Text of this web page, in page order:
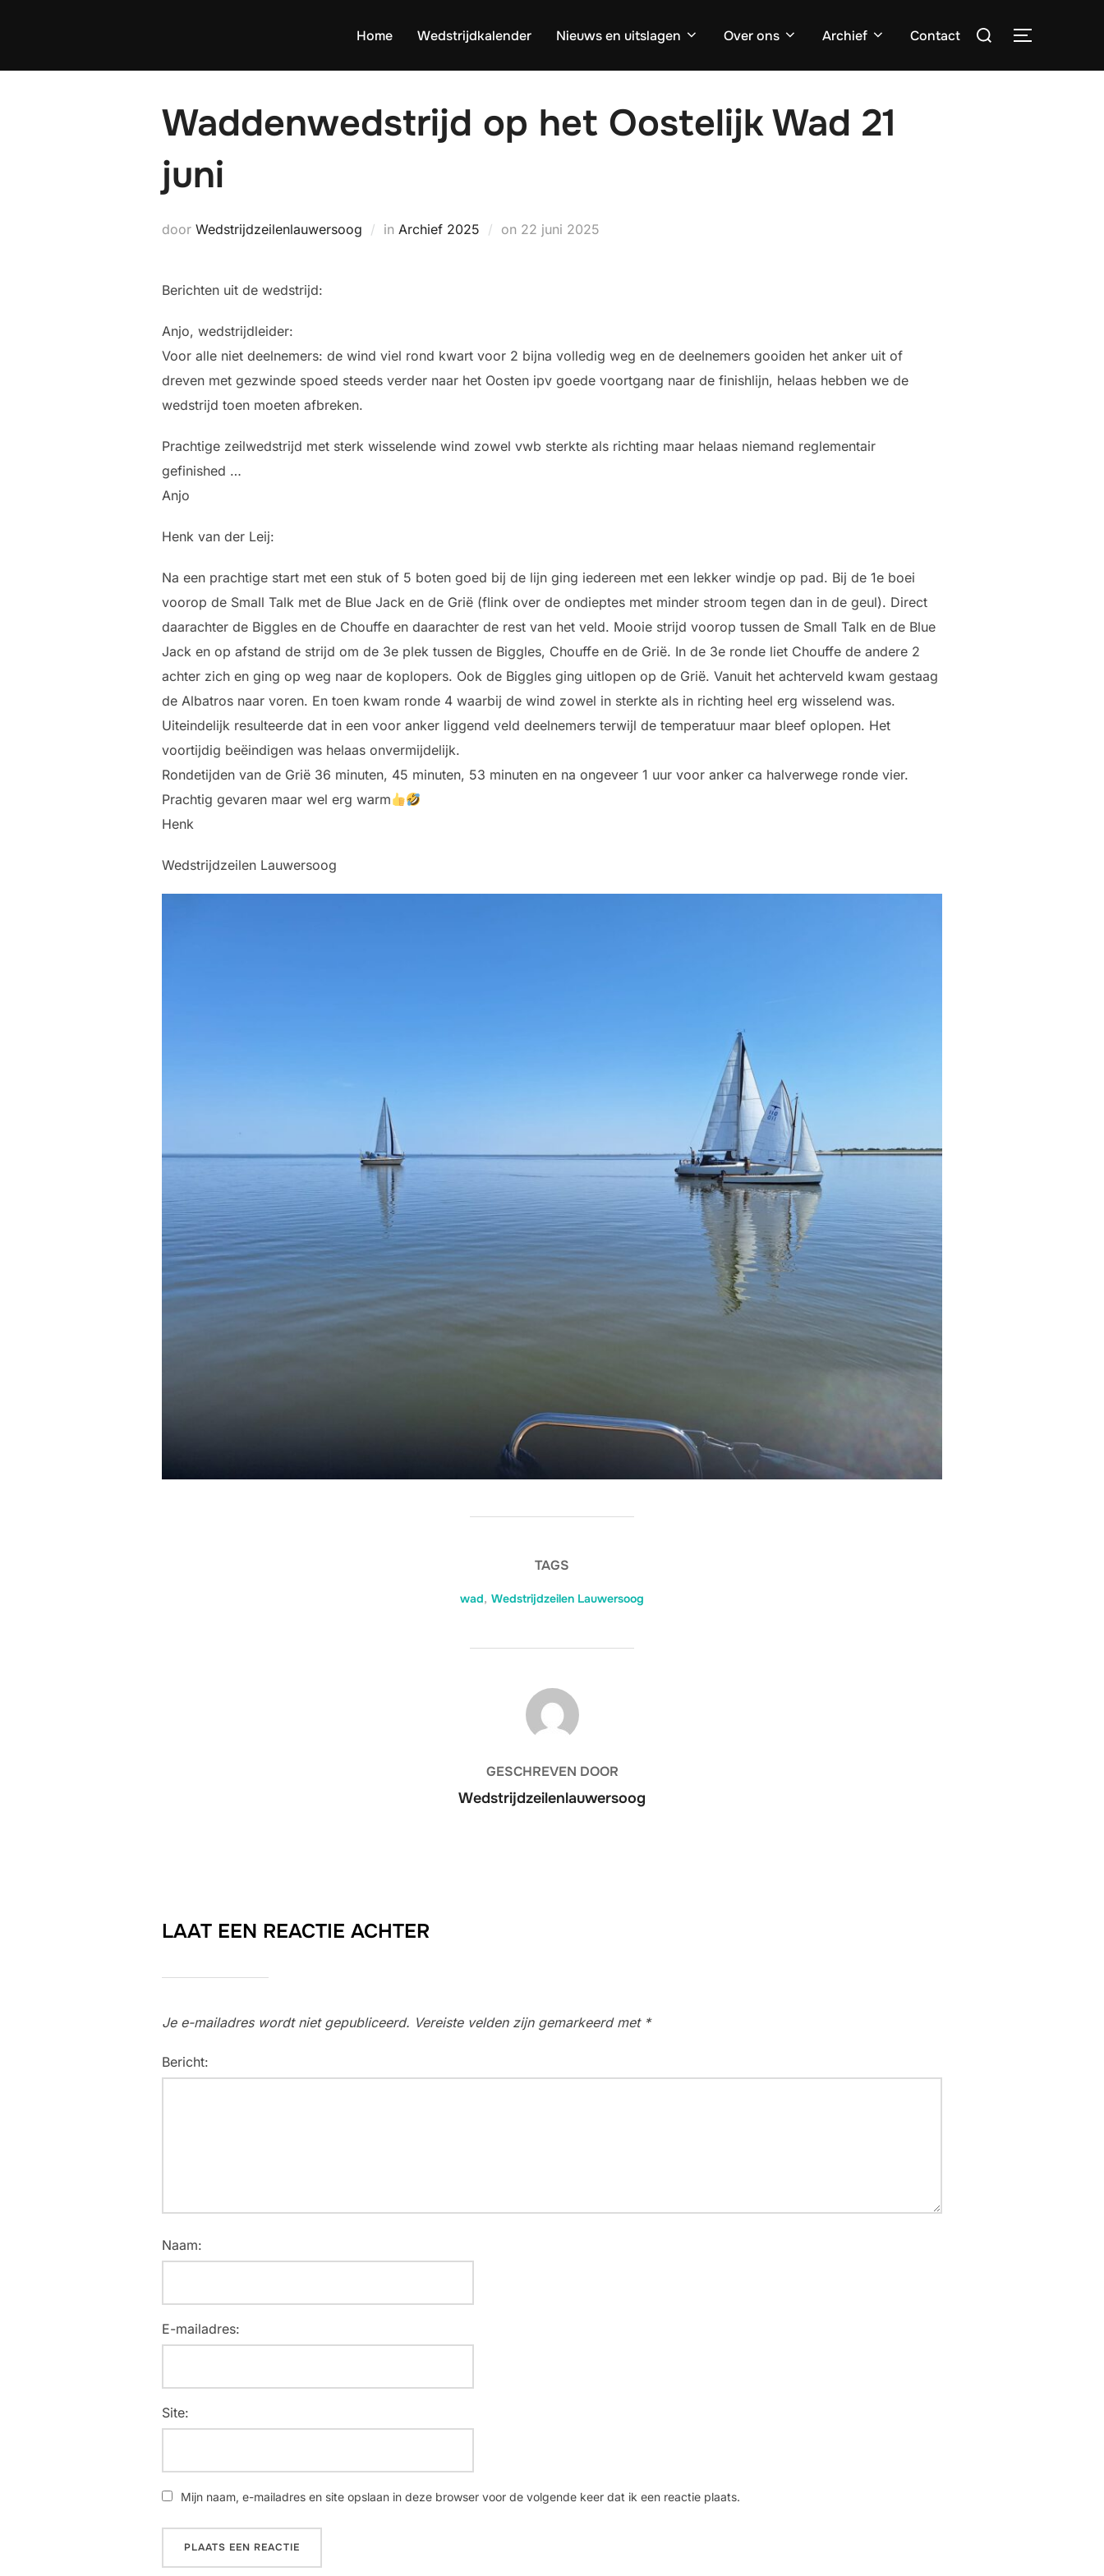
Home Wedstrijdkalender Nieuws en uitslagen Over ons Archief Contact
Zoek
TOGGLE
Waddenwedstrijd op het Oostelijk Wad 21
juni
door Wedstrijdzeilenlauwersoog in Archief 2025 on Geplaatst
22 juni 2025
Berichten uit de wedstrijd:
Anjo, wedstrijdleider:
Voor alle niet deelnemers: de wind viel rond kwart voor 2 bijna volledig weg en de deelnemers gooiden het anker uit of
dreven met gezwinde spoed steeds verder naar het Oosten ipv goede voortgang naar de finishlijn, helaas hebben we de
wedstrijd toen moeten afbreken.
Prachtige zeilwedstrijd met sterk wisselende wind zowel vwb sterkte als richting maar helaas niemand reglementair
gefinished …
Anjo
Henk van der Leij:
Na een prachtige start met een stuk of 5 boten goed bij de lijn ging iedereen met een lekker windje op pad. Bij de 1e boei
voorop de Small Talk met de Blue Jack en de Grië (flink over de ondieptes met minder stroom tegen dan in de geul). Direct
daarachter de Biggles en de Chouffe en daarachter de rest van het veld. Mooie strijd voorop tussen de Small Talk en de Blue
Jack en op afstand de strijd om de 3e plek tussen de Biggles, Chouffe en de Grië. In de 3e ronde liet Chouffe de andere 2
achter zich en ging op weg naar de koplopers. Ook de Biggles ging uitlopen op de Grië. Vanuit het achterveld kwam gestaag
de Albatros naar voren. En toen kwam ronde 4 waarbij de wind zowel in sterkte als in richting heel erg wisselend was.
Uiteindelijk resulteerde dat in een voor anker liggend veld deelnemers terwijl de temperatuur maar bleef oplopen. Het
voortijdig beëindigen was helaas onvermijdelijk.
Rondetijden van de Grië 36 minuten, 45 minuten, 53 minuten en na ongeveer 1 uur voor anker ca halverwege ronde vier.
Prachtig gevaren maar wel erg warm
Henk
Wedstrijdzeilen Lauwersoog
TAGS
wad, Wedstrijdzeilen Lauwersoog
BERICHTAUTEUR
GESCHREVEN DOOR
Wedstrijdzeilenlauwersoog
LAAT EEN REACTIE ACHTER
Je e-mailadres wordt niet gepubliceerd. Vereiste velden zijn gemarkeerd met *
Bericht:
Naam:
E-mailadres:
Site:
Mijn naam, e-mailadres en site opslaan in deze browser voor de volgende keer dat ik een reactie plaats.